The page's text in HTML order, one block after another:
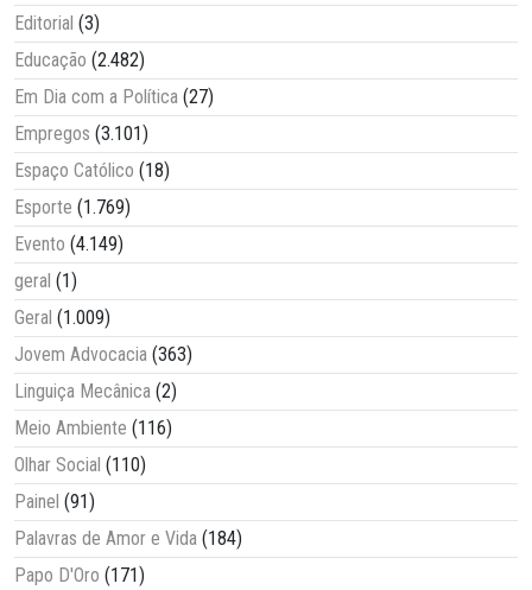
Editorial (3)
Educação (2.482)
Em Dia com a Política (27)
Empregos (3.101)
Espaço Católico (18)
Esporte (1.769)
Evento (4.149)
geral (1)
Geral (1.009)
Jovem Advocacia (363)
Linguiça Mecânica (2)
Meio Ambiente (116)
Olhar Social (110)
Painel (91)
Palavras de Amor e Vida (184)
Papo D'Oro (171)